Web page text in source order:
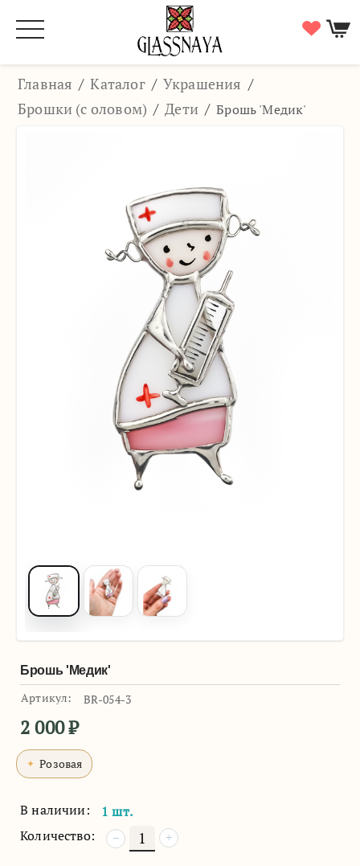
Главная / Каталог / Украшения /
Брошки (с оловом) / Дети / Брошь 'Медик'
Брошь 'Медик'
Артикул: BR-054-3
2 000₽
Розовая
В наличии:
1 шт.
Количество:
+
−